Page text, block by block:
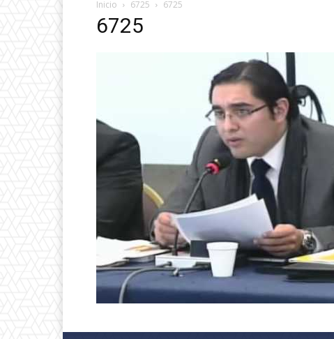
Inicio 6725 6725
6725